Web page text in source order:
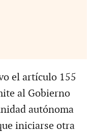
el artículo 155
al Gobierno
autónoma
iniciarse otra